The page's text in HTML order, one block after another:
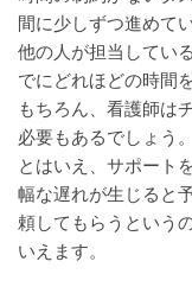
間に少しずつ進めて
他の人が担当してい
でにどれほどの時間
もちろん、看護師は
必要もあるでしょう。
とはいえ、サポート
幅な遅れが生じると
頼してもらうという
いえます。